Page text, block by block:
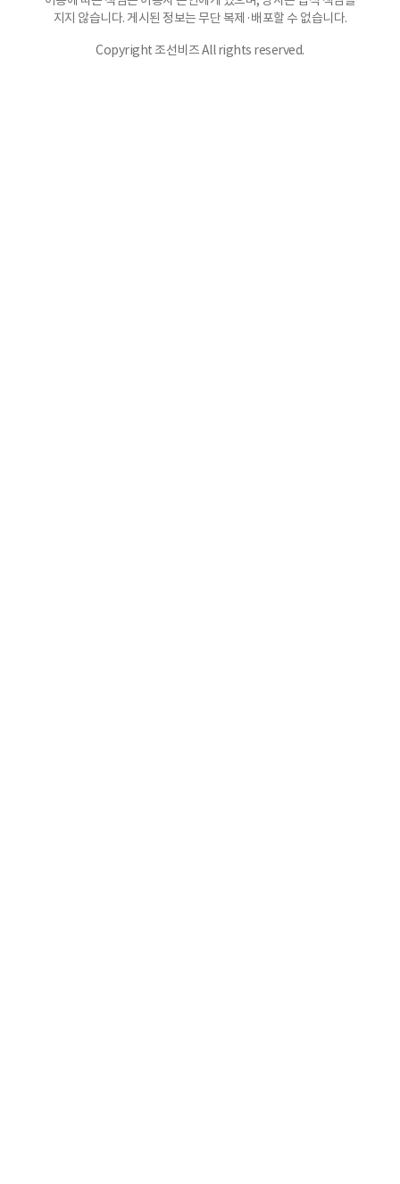
지지 않습니다. 게시된 정보는 무단 복제·배포할 수 없습니다.
Copyright 조선비즈 All rights reserved.